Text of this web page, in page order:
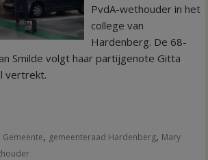
PvdA-wethouder in het
college van
Hardenberg. De 68-
Smilde volgt haar partijgenote Gitta
vertrekt.
Gemeente, gemeenteraad Hardenberg, Mary